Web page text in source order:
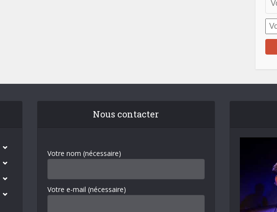
Nous contacter
Votre nom (nécessaire)
Votre e-mail (nécessaire)